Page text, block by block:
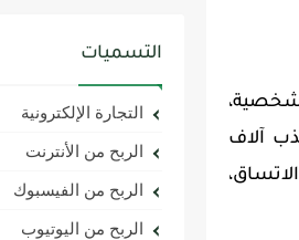
آلاف
التسميات
التجارة الإلكترونية
الربح من الأنترنت
الربح من الفيسبوك
الربح من اليوتيوب